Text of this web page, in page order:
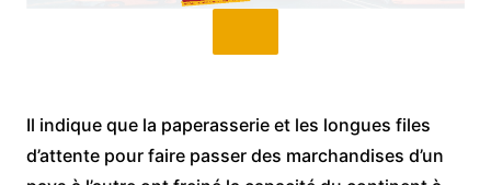
Il indique que la paperasserie et les longues files
d’attente pour faire passer des marchandises d’un